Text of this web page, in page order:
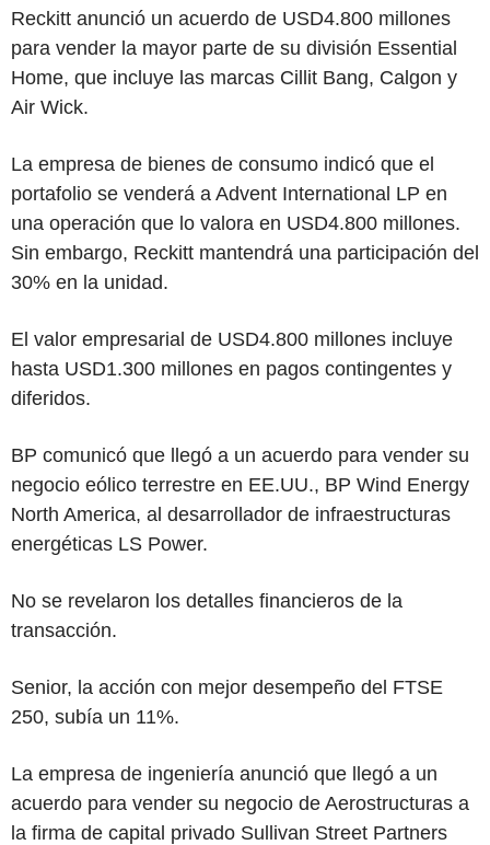
Reckitt anunció un acuerdo de USD4.800 millones
para vender la mayor parte de su división Essential
Home, que incluye las marcas Cillit Bang, Calgon y
Air Wick.
La empresa de bienes de consumo indicó que el
portafolio se venderá a Advent International LP en
una operación que lo valora en USD4.800 millones.
Sin embargo, Reckitt mantendrá una participación del
30% en la unidad.
El valor empresarial de USD4.800 millones incluye
hasta USD1.300 millones en pagos contingentes y
diferidos.
BP comunicó que llegó a un acuerdo para vender su
negocio eólico terrestre en EE.UU., BP Wind Energy
North America, al desarrollador de infraestructuras
energéticas LS Power.
No se revelaron los detalles financieros de la
transacción.
Senior, la acción con mejor desempeño del FTSE
250, subía un 11%.
La empresa de ingeniería anunció que llegó a un
acuerdo para vender su negocio de Aerostructuras a
la firma de capital privado Sullivan Street Partners